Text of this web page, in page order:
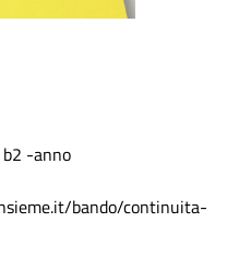
b2 -anno
bando/continuita-